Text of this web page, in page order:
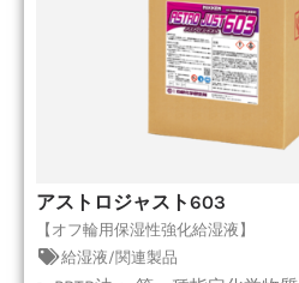
アストロジャスト603
【オフ輪用保湿性強化給湿液】
給湿液/関連製品